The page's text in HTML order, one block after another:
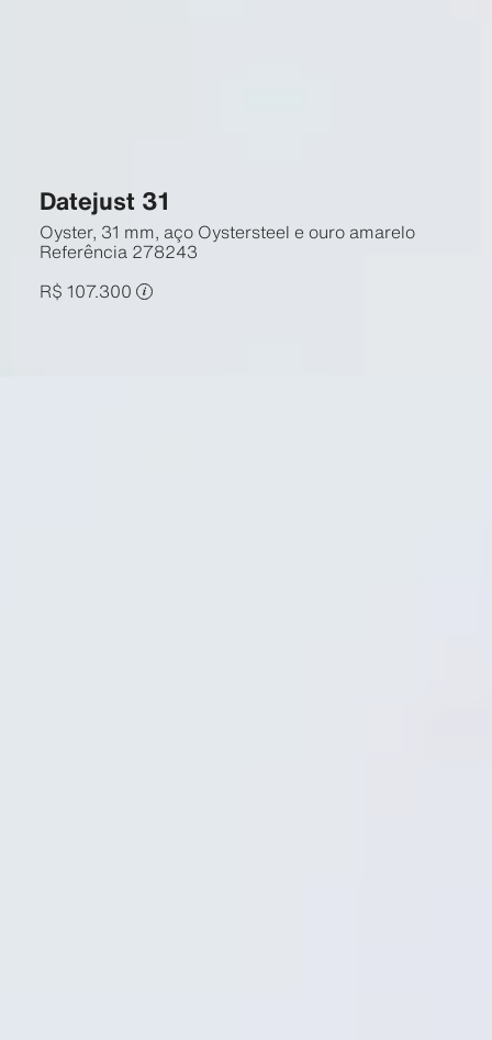
Datejust 31
Oyster, 31 mm, aço Oystersteel e ouro amarelo
Referência 278243
R$ 107.300